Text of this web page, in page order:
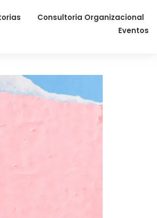
Consultoria Organizacional
Eventos